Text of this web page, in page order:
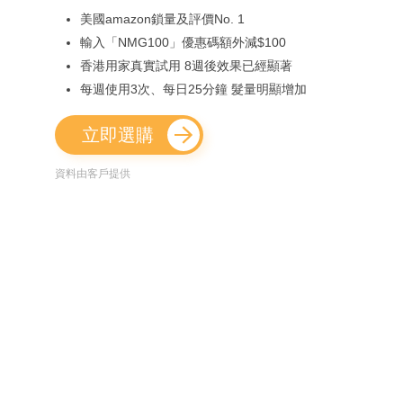
美國amazon鎖量及評價No. 1
輸入「NMG100」優惠碼額外減$100
香港用家真實試用 8週後效果已經顯著
每週使用3次、每日25分鐘 髮量明顯增加
立即選購
資料由客戶提供